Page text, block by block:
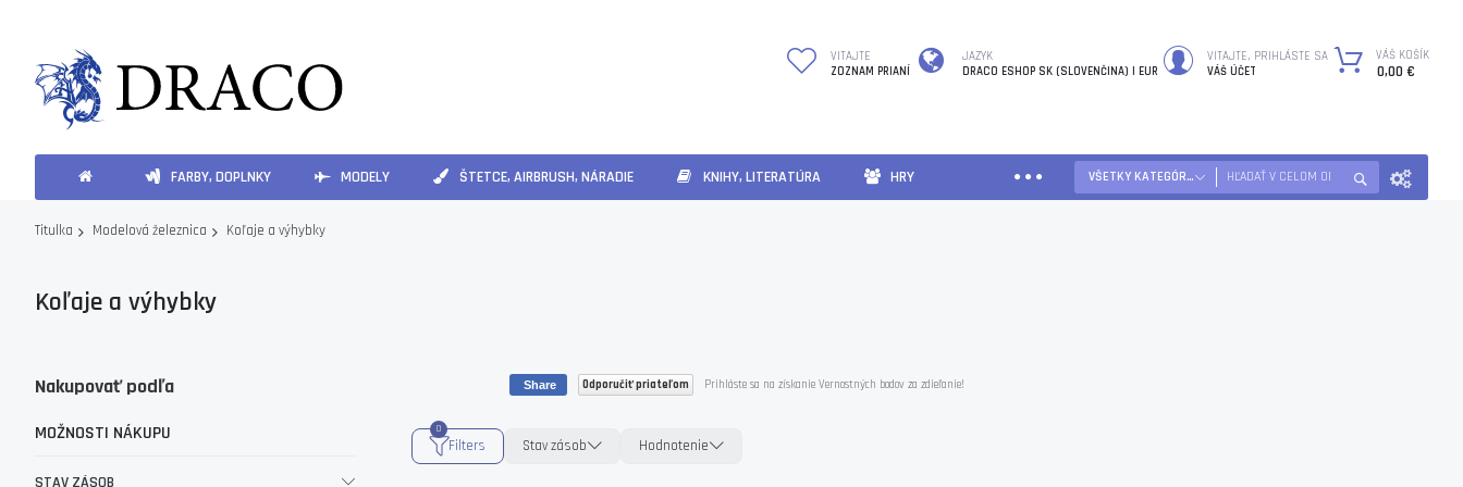
VITAJTE
ZOZNAM PRIANÍ
JAZYK
DRACO ESHOP SK (SLOVENČINA)
EUR
VITAJTE, PRIHLÁSTE SA
VÁŠ ÚČET
VÁŠ KOŠÍK
0,00 €
FARBY, DOPLNKY MODELY ŠTETCE, AIRBRUSH, NÁRADIE KNIHY, LITERATÚRA HRY VŠETKY KATEGÓRIE
Titulka Modelová železnica Koľaje a výhybky
Koľaje a výhybky
Share Odporučiť priateľom Prihláste sa na získanie Vernostných bodov za zdieľanie!
Filters Stav zásob Hodnotenie
Nakupovať podľa
MOŽNOSTI NÁKUPU
STAV ZÁSOB